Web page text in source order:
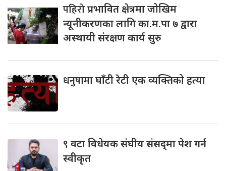
पहिरोप्रभावित क्षेत्रमा जोखिम
न्यूनीकरणका लागि का.म.पा ७ द्वारा
अस्थायी संरक्षण कार्य सुरु
धनुषामाघाँटी रेटी एक व्यक्तिको हत्या
९ वटा विधेयक संघीय संसद्‌मा पेश गर्न
स्वीकृत